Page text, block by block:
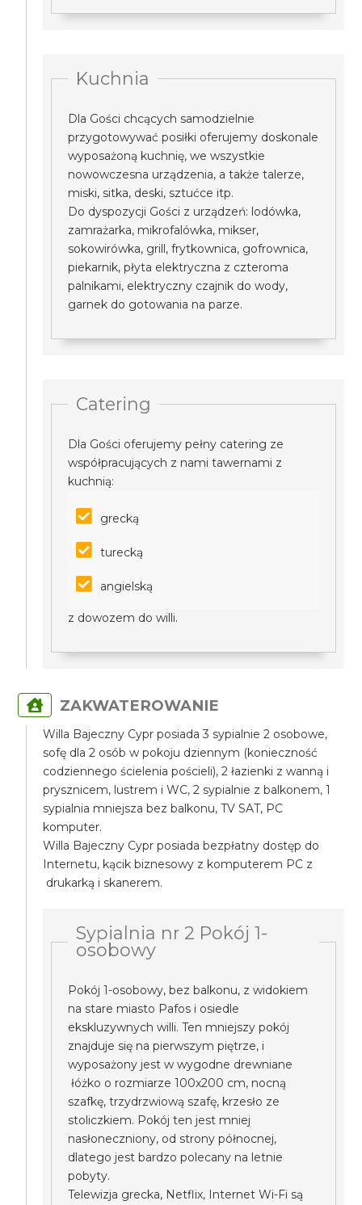
Kuchnia
Dla Gości chcących samodzielnie
przygotowywać posiłki oferujemy doskonale
wyposażoną kuchnię, we wszystkie
nowowczesna urządzenia, a także talerze,
miski, sitka, deski, sztućce itp.
Do dyspozycji Gości z urządzeń: lodówka,
zamrażarka, mikrofalówka, mikser,
sokowirówka, grill, frytkownica, gofrownica,
piekarnik, płyta elektryczna z czteroma
palnikami, elektryczny czajnik do wody,
garnek do gotowania na parze.
Catering
Dla Gości oferujemy pełny catering ze
współpracujących z nami tawernami z
kuchnią:
grecką
turecką
angielską
z dowozem do willi.
ZAKWATEROWANIE
Willa Bajeczny Cypr posiada 3 sypialnie 2 osobowe,
sofę dla 2 osób w pokoju dziennym (konieczność
codziennego ścielenia pościeli), 2 łazienki z wanną i
prysznicem, lustrem i WC, 2 sypialnie z balkonem, 1
sypialnia mniejsza bez balkonu, TV SAT, PC
komputer.
Willa Bajeczny Cypr posiada bezpłatny dostęp do
Internetu, kącik biznesowy z komputerem PC z
drukarką i skanerem.
Sypialnia nr 2 Pokój 1-
osobowy
Pokój 1-osobowy, bez balkonu, z widokiem
na stare miasto Pafos i osiedle
ekskluzywnych willi. Ten mniejszy pokój
znajduje się na pierwszym piętrze, i
wyposażony jest w wygodne drewniane
łóżko o rozmiarze 100x200 cm, nocną
szafkę, trzydrzwiową szafę, krzesło ze
stoliczkiem. Pokój ten jest mniej
nasłoneczniony, od strony północnej,
dlatego jest bardzo polecany na letnie
pobyty.
Telewizja grecka, Netflix, Internet Wi-Fi są